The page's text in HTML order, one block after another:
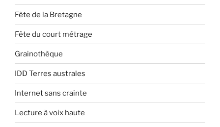
Fête de la Bretagne
Fête du court métrage
Grainothèque
IDD Terres australes
Internet sans crainte
Lecture à voix haute